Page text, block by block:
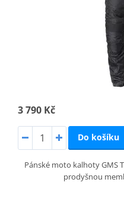
3 790 Kč
Do košíku
Pánské moto kalhoty GMS
prodyšnou